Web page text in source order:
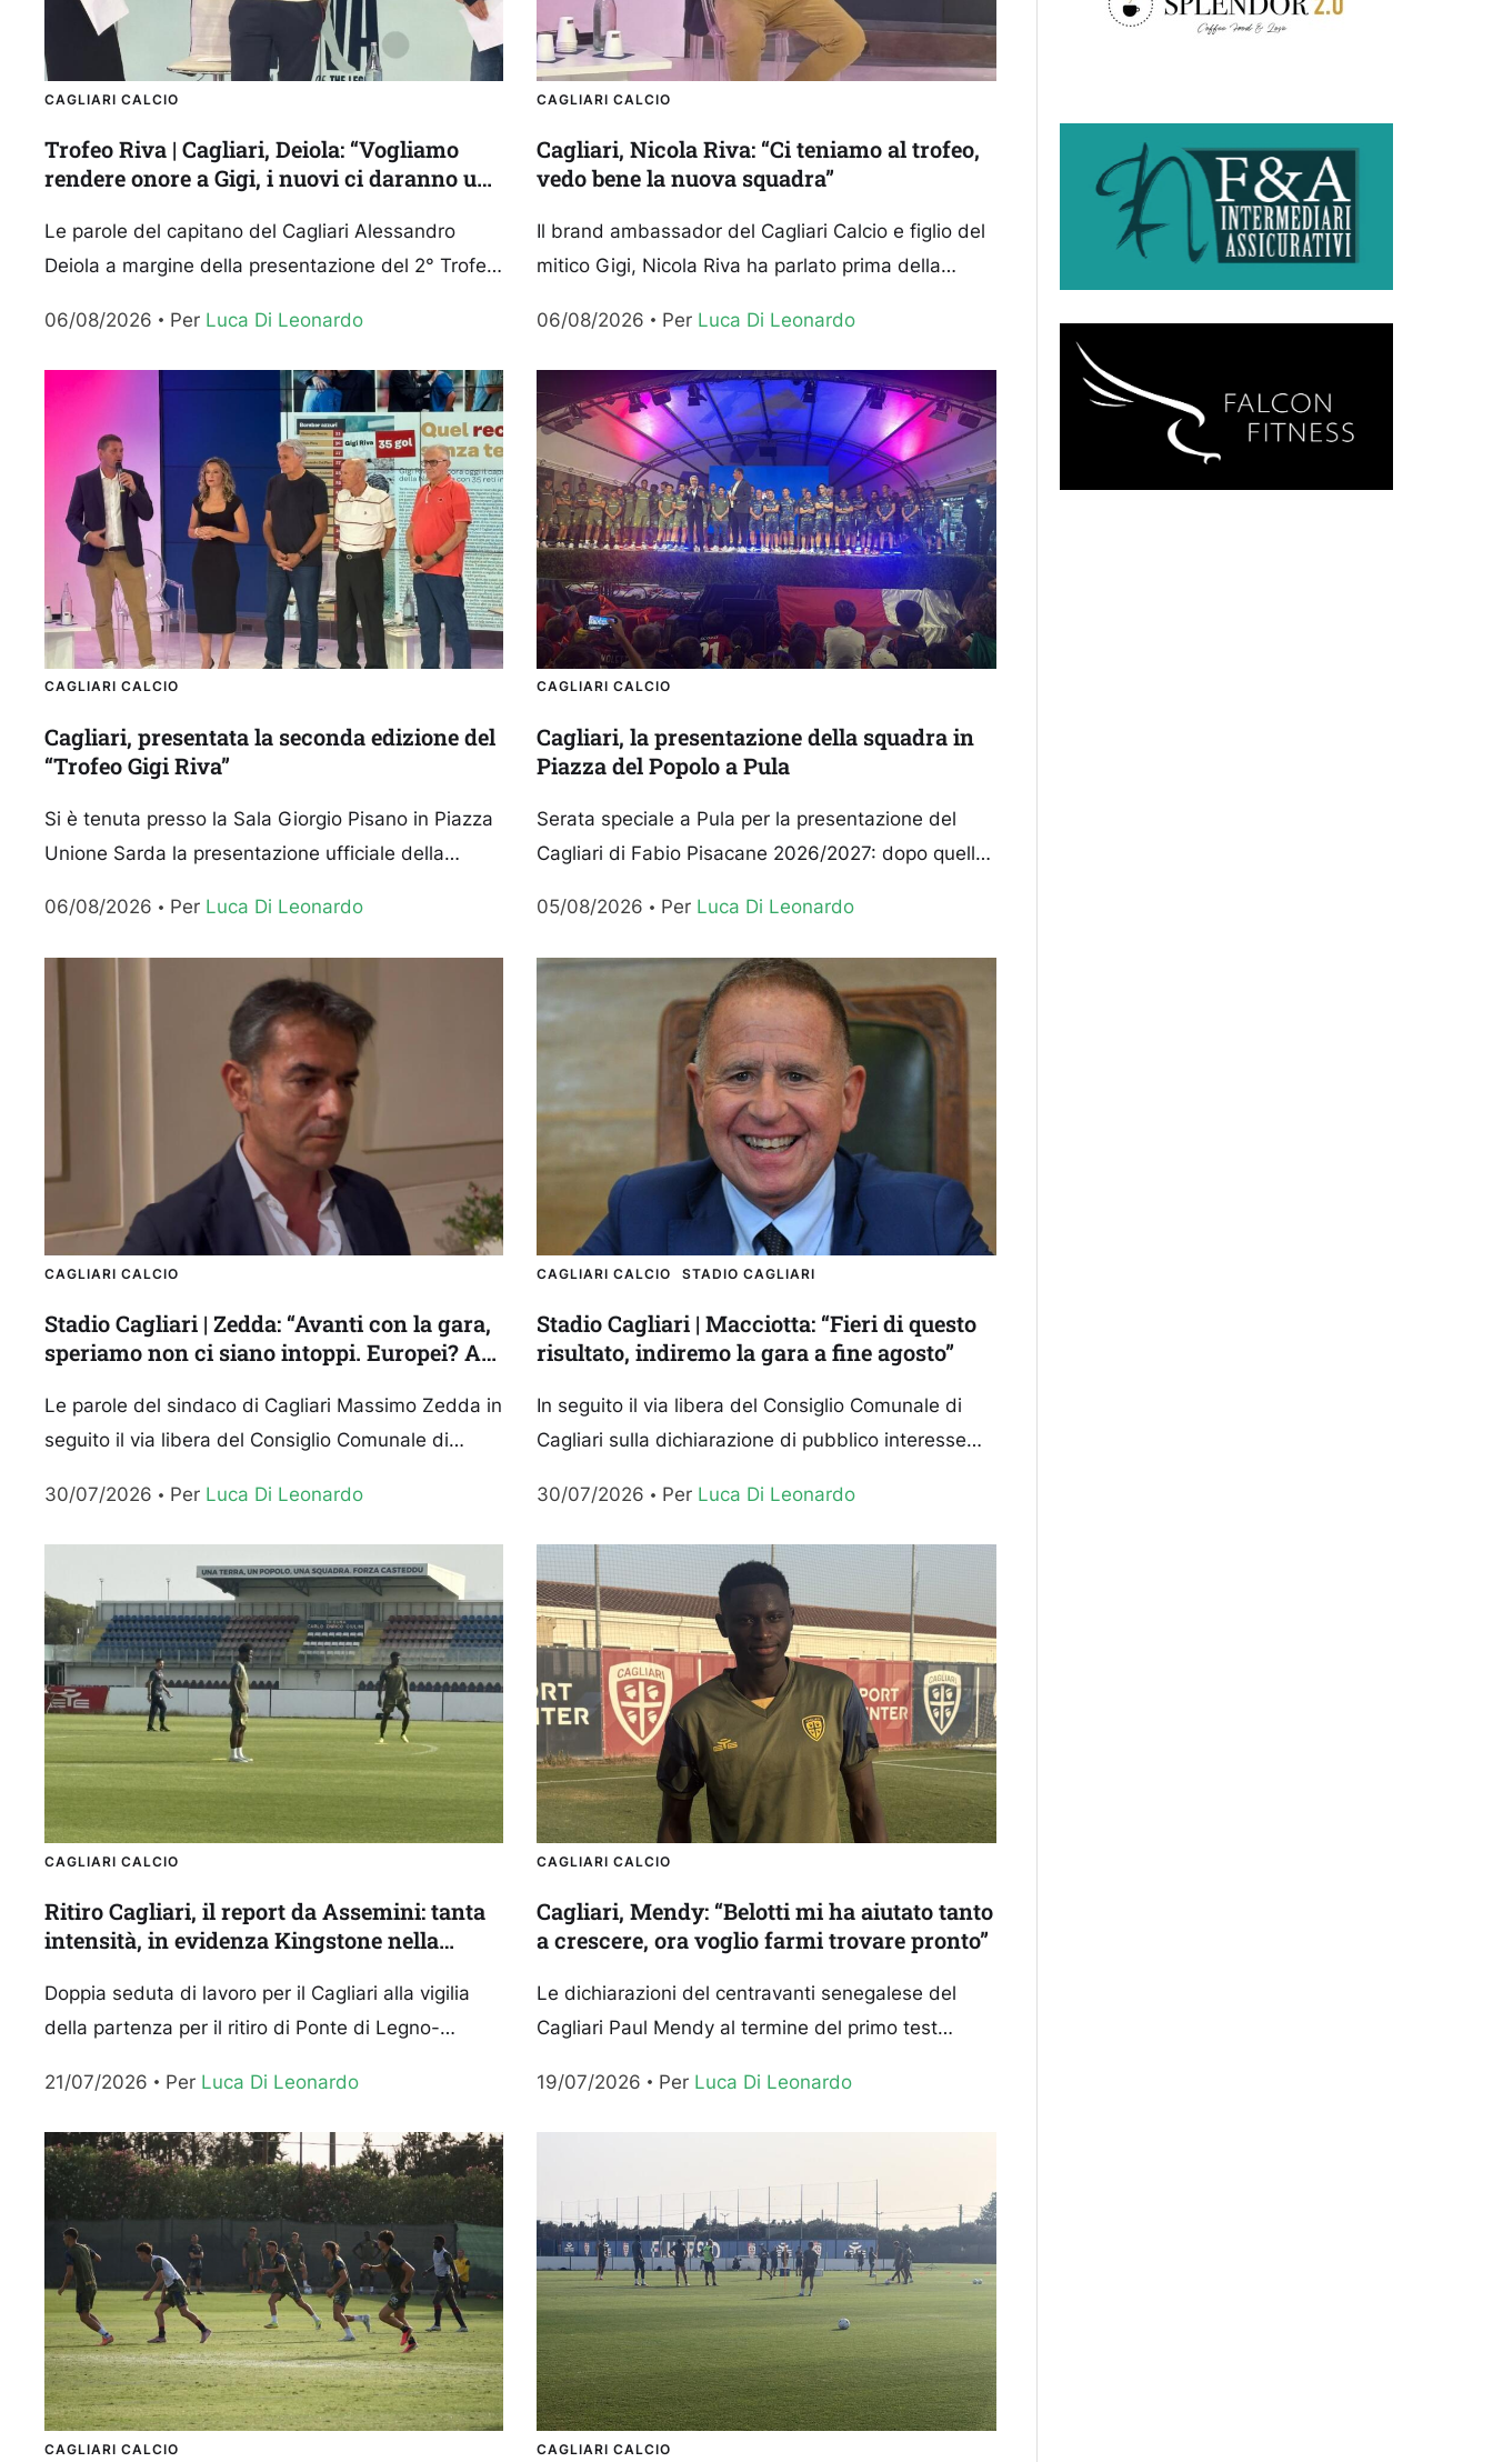
CAGLIARI CALCIO
Trofeo Riva | Cagliari, Deiola: “Vogliamo
rendere onore a Gigi, i nuovi ci daranno una
Le parole del capitano del Cagliari Alessandro
Deiola a margine della presentazione del 2° Trofeo
Domus....
06/08/2026 Per Luca Di Leonardo
CAGLIARI CALCIO
Cagliari, Nicola Riva: “Ci teniamo al trofeo,
vedo bene la nuova squadra”
Il brand ambassador del Cagliari Calcio e figlio del
mitico Gigi, Nicola Riva ha parlato prima della
Gigi...
06/08/2026 Per Luca Di Leonardo
CAGLIARI CALCIO
Cagliari, presentata la seconda edizione del
“Trofeo Gigi Riva”
Si è tenuta presso la Sala Giorgio Pisano in Piazza
Unione Sarda la presentazione ufficiale della
manifestazione dedicata alla...
06/08/2026 Per Luca Di Leonardo
CAGLIARI CALCIO
Cagliari, la presentazione della squadra in
Piazza del Popolo a Pula
Serata speciale a Pula per la presentazione del
Cagliari di Fabio Pisacane 2026/2027: dopo quella
rossoblù...
05/08/2026 Per Luca Di Leonardo
CAGLIARI CALCIO
Stadio Cagliari | Zedda: “Avanti con la gara,
speriamo non ci siano intoppi. Europei? A
Le parole del sindaco di Cagliari Massimo Zedda in
seguito il via libera del Consiglio Comunale di
per la...
30/07/2026 Per Luca Di Leonardo
CAGLIARI CALCIO STADIO CAGLIARI
Stadio Cagliari | Macciotta: “Fieri di questo
risultato, indiremo la gara a fine agosto”
In seguito il via libera del Consiglio Comunale di
Cagliari sulla dichiarazione di pubblico interesse
è...
30/07/2026 Per Luca Di Leonardo
CAGLIARI CALCIO
Ritiro Cagliari, il report da Assemini: tanta
intensità, in evidenza Kingstone nella
Doppia seduta di lavoro per il Cagliari alla vigilia
della partenza per il ritiro di Ponte di Legno-
21/07/2026
Per Luca Di Leonardo
CAGLIARI CALCIO
Cagliari, Mendy: “Belotti mi ha aiutato tanto
a crescere, ora voglio farmi trovare pronto”
Le dichiarazioni del centravanti senegalese del
Cagliari Paul Mendy al termine del primo test
Assemini. Lavoro “Abbiamo iniziato a...
19/07/2026 Per Luca Di Leonardo
CAGLIARI CALCIO CAGLIARI CALCIO